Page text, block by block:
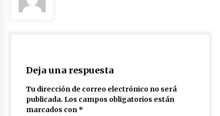
Deja una respuesta
Tu dirección de correo electrónico no será
publicada. Los campos obligatorios están
marcados con *